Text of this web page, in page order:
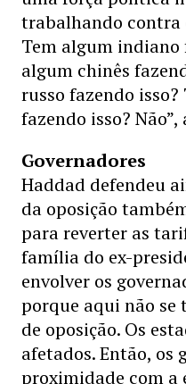
trabalhando contra
Tem algum indiano
algum chinês
russo fazendo
fazendo isso?
Governadores
Haddad defendeu
da oposição
para reverter as
família do ex-
envolver os
porque aqui não se
de oposição. Os
afetados. Então, os
proximidade com a